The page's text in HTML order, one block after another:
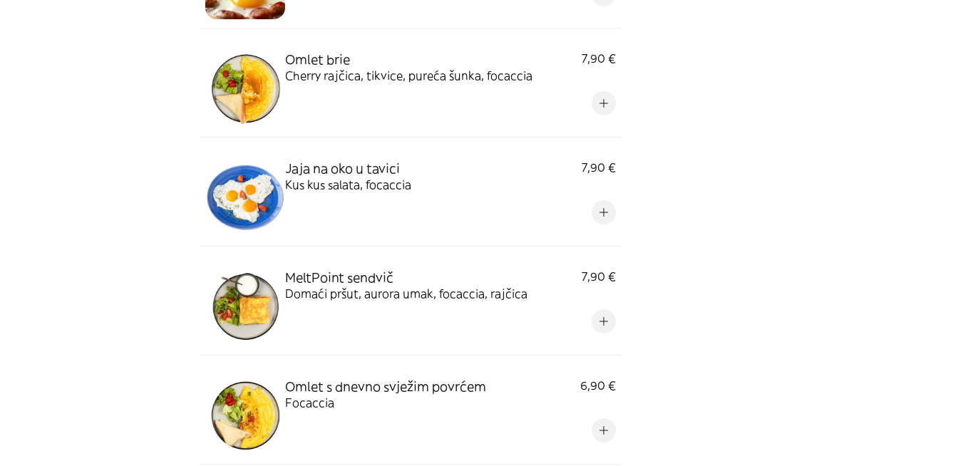
Omlet brie
7,90 €
Cherry rajčica, tikvice, pureća šunka, focaccia
Jaja na oko u tavici
7,90 €
Kus kus salata, focaccia
MeltPoint sendvič
7,90 €
Domaći pršut, aurora umak, focaccia, rajčica
Omlet s dnevno svježim povrćem
6,90 €
Focaccia